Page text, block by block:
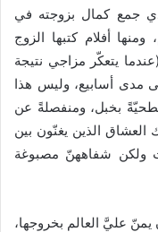
جمع كمال بزوجته في
أفلام كتبها الزوج
يتعكّر مزاجي نتيجة
مدى أسابيع، وليس هذا
بخبل، ومنفصلةً عن
الذين يغنّون بين
ولكن شفاههنّ مصبوغة
عليَّ العالم بخروجها،